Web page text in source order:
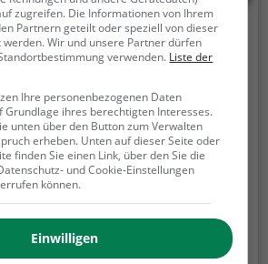
Hildesheim ist die
und das Diözesanmuseum des
Der Domschatz ist Teil des
Es befindet sich in
um den Kreuzgang des Doms.
veranschaulicht über 1000 Jahre
und Frömmigkeitsgeschichte im
Raum.
zugreifen. Die Informationen von Ihrem
Partnern geteilt oder speziell von dieser
Wir und unsere Partner dürfen
verwenden. Liste der
Ihre personenbezogenen Daten
Grundlage ihres berechtigten Interesses.
unten über den Button zum Verwalten
erheben. Unten auf dieser Seite oder
finden Sie einen Link, über den Sie die
und Cookie-Einstellungen
können.
Einwilligen